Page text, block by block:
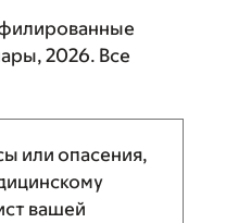
2026. Все
или опасения,
вашей